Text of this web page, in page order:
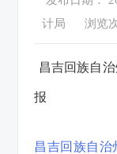
计局
浏览
昌吉回族自
报
昌吉回族自治